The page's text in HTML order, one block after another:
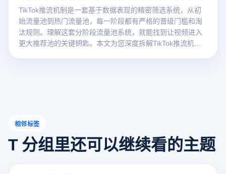
TikTok推流机制是一套基于数据表现的精密筛选系统，从初
始流量池到热门流量池，每一阶段都有严格的晋级门槛和淘
汰规则。理解这套分阶段流量池系统，就能找到让视频进入
更大推荐池的关键钥匙。本文为您深度拆解TikTok推流机制
相邻标签
T 分组里还可以继续看的主题